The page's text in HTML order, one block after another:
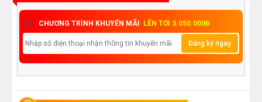
CHƯƠNG TRÌNH KHUYẾN MÃI LÊN TỚI 3.050.000Đ
Đăng ký ngay